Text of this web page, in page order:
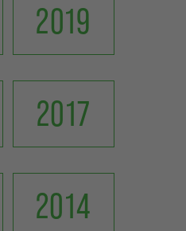
2019
2017
2014